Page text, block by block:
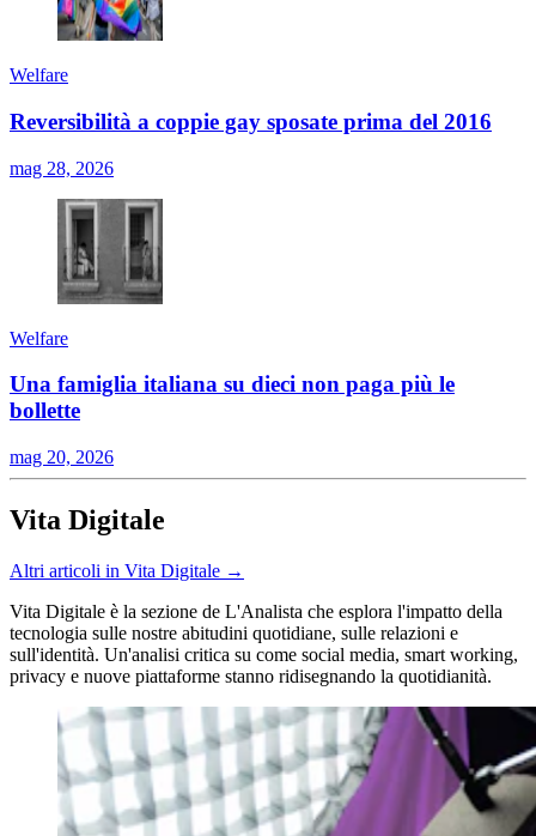
Welfare
Reversibilità a coppie gay sposate prima del 2016
mag 28, 2026
Welfare
Una famiglia italiana su dieci non paga più le
bollette
mag 20, 2026
Vita Digitale
Altri articoli in Vita Digitale →
Vita Digitale è la sezione de L'Analista che esplora l'impatto della
tecnologia sulle nostre abitudini quotidiane, sulle relazioni e
sull'identità. Un'analisi critica su come social media, smart working,
privacy e nuove piattaforme stanno ridisegnando la quotidianità.